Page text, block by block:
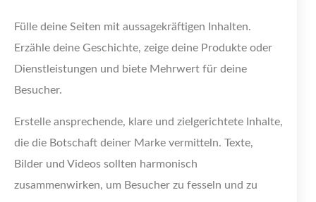
Fülle deine Seiten mit aussagekräftigen Inhalten.
Erzähle deine Geschichte, zeige deine Produkte oder
Dienstleistungen und biete Mehrwert für deine
Besucher.
Erstelle ansprechende, klare und zielgerichtete Inhalte,
die die Botschaft deiner Marke vermitteln. Texte,
Bilder und Videos sollten harmonisch
zusammenwirken, um Besucher zu fesseln und zu